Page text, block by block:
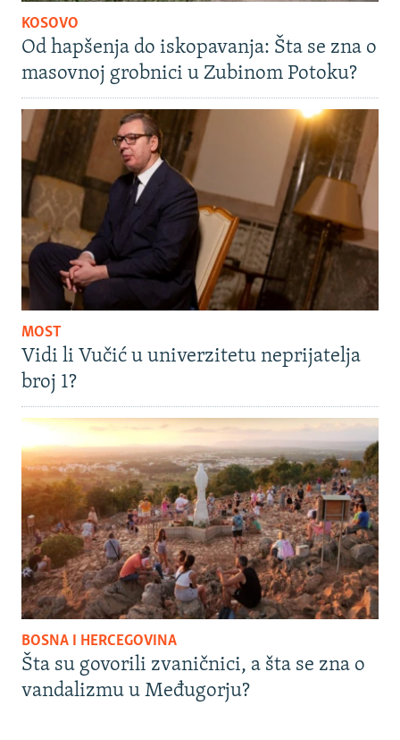
KOSOVO
Od hapšenja do iskopavanja: Šta se zna o
masovnoj grobnici u Zubinom Potoku?
MOST
Vidi li Vučić u univerzitetu neprijatelja
broj 1?
BOSNA I HERCEGOVINA
Šta su govorili zvaničnici, a šta se zna o
vandalizmu u Međugorju?